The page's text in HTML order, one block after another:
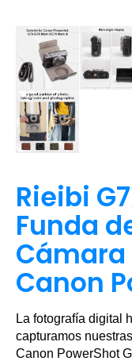
Rieibi
Funda
Cámara
Canon
La fotografía digital
capturamos
Canon PowerShot